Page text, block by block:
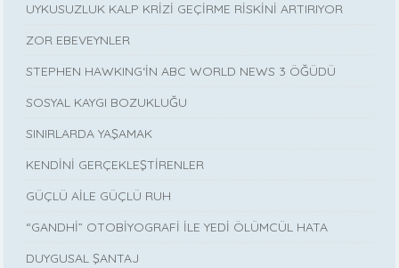
UYKUSUZLUK KALP KRİZİ GEÇİRME RİSKİNİ ARTIRIYOR
ZOR EBEVEYNLER
STEPHEN HAWKING‘İN ABC WORLD NEWS 3 ÖĞÜDÜ
SOSYAL KAYGI BOZUKLUĞU
SINIRLARDA YAŞAMAK
KENDİNİ GERÇEKLEŞTİRENLER
GÜÇLÜ AİLE GÜÇLÜ RUH
“GANDHİ” OTOBİYOGRAFİ İLE YEDİ ÖLÜMCÜL HATA
DUYGUSAL ŞANTAJ